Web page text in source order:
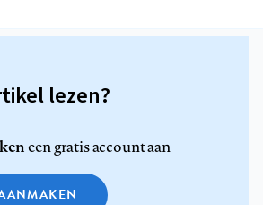
lezen?
een gratis account aan